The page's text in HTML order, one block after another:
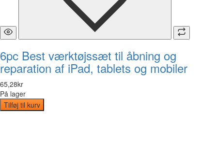
6pc Best værktøjssæt til åbning og
reparation af iPad, tablets og mobiler
65,28kr
På lager
Tilføj til kurv